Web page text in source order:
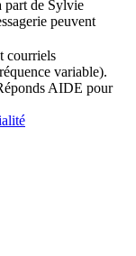
part de Sylvie
peuvent
courriels
variable).
AIDE pour